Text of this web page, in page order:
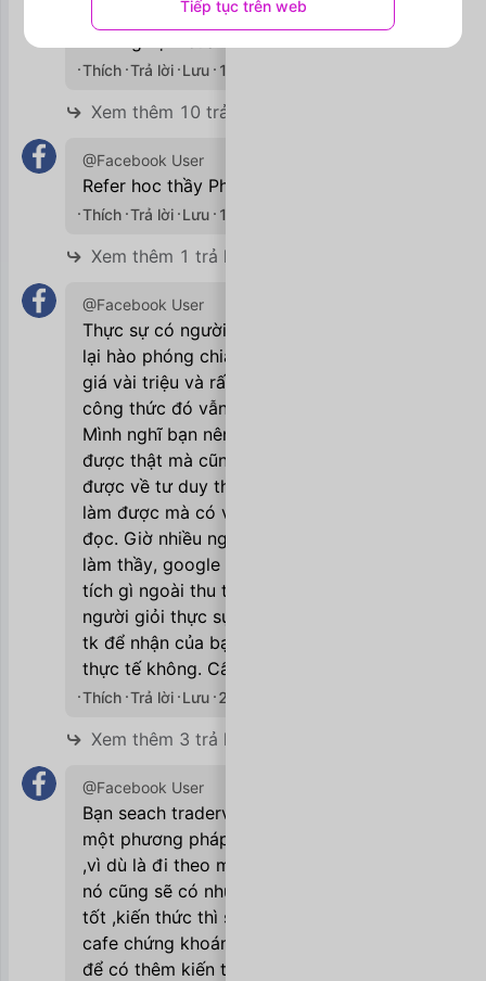
cứ làm sai cho nhớ, mình có thể học từ
Thích Trả lời Lưu 19/09/2020
Xem thêm 10 trả lời
@Facebook User
Refer hoc thầy Phan Dũng Khánh siêu hay
Thích Trả lời Lưu 19/09/2020
Xem thêm 1 trả lời
@Facebook User
Thực sự có người có công thức kiếm tiền,
lại hào phóng chia sẻ cho người khác với
giá vài triệu và rất nhiều người sử dụng
công thức đó vẫn hiệu quả được sao ?
Mình nghĩ bạn nên chọn thầy nào làm
được thật mà cũng chỉ nên hi vọng học
được về tư duy thôi, cứ ông nào tỷ phú
làm được mà có viết sách thì chịu khó
đọc. Giờ nhiều người cả tây cả ta tự nhận
làm thầy, google mỏi tay chả thấy thành
tích gì ngoài thu tiền học phí. Còn nếu
người giỏi thực sự bạn đòi người ta show
tk để nhận của bạn vài triệu tiền học có
thực tế không. Cẩn trọng !
Thích Trả lời Lưu 20/09/2020
Xem thêm 3 trả lời
@Facebook User
Bạn seach traderviet vào đó bạn sẽ tìm
một phương pháp phù hợp để học trader
,vì dù là đi theo một trường phái nào thì
nó cũng sẽ có những điểm tốt và không
tốt ,kiến thức thì seach trên Facebook
cafe chứng khoán, bạn có thể dựa vào đó
để có thêm kiến thức, còn để kiếm được
Tiếp tục trên web